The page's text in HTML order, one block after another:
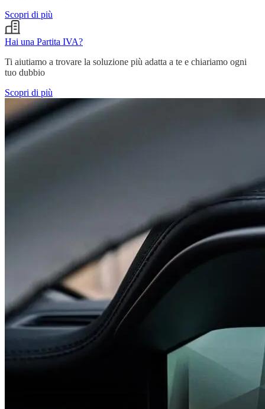
Scopri di più
Hai una Partita IVA?
Ti aiutiamo a trovare la soluzione più adatta a te e chiariamo ogni
tuo dubbio
Scopri di più